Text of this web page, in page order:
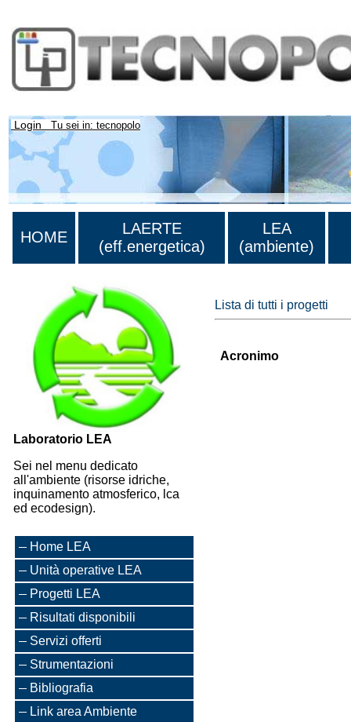
Login Tu sei in: tecnopolo
HOME
LAERTE
(eff.energetica)
LEA
(ambiente)
Laboratorio LEA
Sei nel menu dedicato
all'ambiente (risorse idriche,
inquinamento atmosferico, lca
ed ecodesign).
Home LEA
Unità operative LEA
Progetti LEA
Risultati disponibili
Servizi offerti
Strumentazioni
Bibliografia
Link area Ambiente
Lista di tutti i progetti
Acronimo